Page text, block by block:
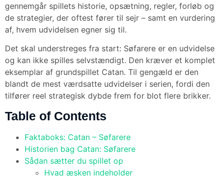
gennemgår spillets historie, opsætning, regler, forløb og
de strategier, der oftest fører til sejr – samt en vurdering
af, hvem udvidelsen egner sig til.
Det skal understreges fra start: Søfarere er en udvidelse
og kan ikke spilles selvstændigt. Den kræver et komplet
eksemplar af grundspillet Catan. Til gengæld er den
blandt de mest værdsatte udvidelser i serien, fordi den
tilfører reel strategisk dybde frem for blot flere brikker.
Table of Contents
Faktaboks: Catan – Søfarere
Historien bag Catan: Søfarere
Sådan sætter du spillet op
Hvad æsken indeholder